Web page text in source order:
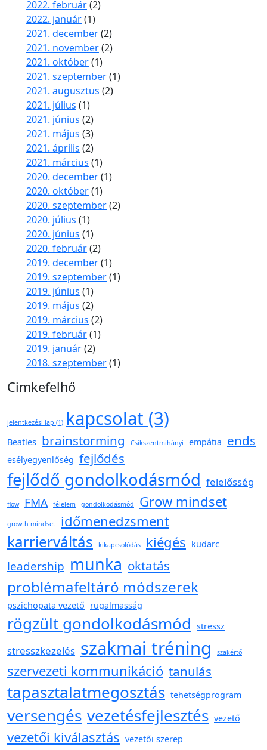
2022. február(2)
2022. január(1)
2021. december(2)
2021. november(2)
2021. október(1)
2021. szeptember(1)
2021. augusztus (2)
2021. július (1)
2021. június (2)
2021. május (3)
2021. április (2)
2021. március (1)
2020. december(1)
2020. október(1)
2020. szeptember(2)
2020. július (1)
2020. június (1)
2020. február(2)
2019. december(1)
2019. szeptember(1)
2019. június (1)
2019. május (2)
2019. március (2)
2019. február(1)
2019. január(2)
2018. szeptember(1)
Cimkefelhő
jelentkezési lap (1) kapcsolat (3)
Beatles brainstorming Csikszentmihányi empátia ends
esélyegyenlőség fejlődés
fejlődő gondolkodásmód felelősség
flow FMA félelem gondolkodásmód Grow mindset
growth mindset időmenedzsment
karrierváltás kikapcsolódás kiégés kudarc
leadership munka oktatás
problémafeltáró módszerek
pszichopata vezető rugalmasság
rögzült gondolkodásmód stressz
stresszkezelés szakmai tréning szakértő
szervezeti kommunikáció tanulás
tapasztalatmegosztás tehetségprogram
versengés vezetésfejlesztés vezető
vezetői kiválasztás vezetői szerep